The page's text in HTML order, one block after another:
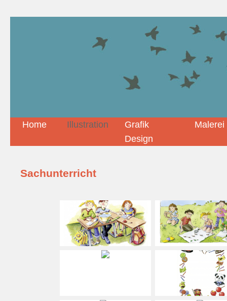
Home Illustration
Grafik
Design
Malerei
Sachunterricht